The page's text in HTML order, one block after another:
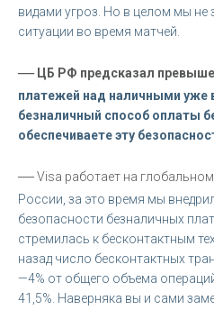
видами угроз. Но в целом мы
ситуации во время матчей.
— ЦБ РФ предсказал
платежей над наличными уже
безналичный способ оплаты
обеспечиваете эту
—Visa работает на
России, за это время мы
безопасности безналичных
стремилась к бесконтактным
назад число бесконтактных
—4% от общего объема
41,5%. Наверняка вы и сами